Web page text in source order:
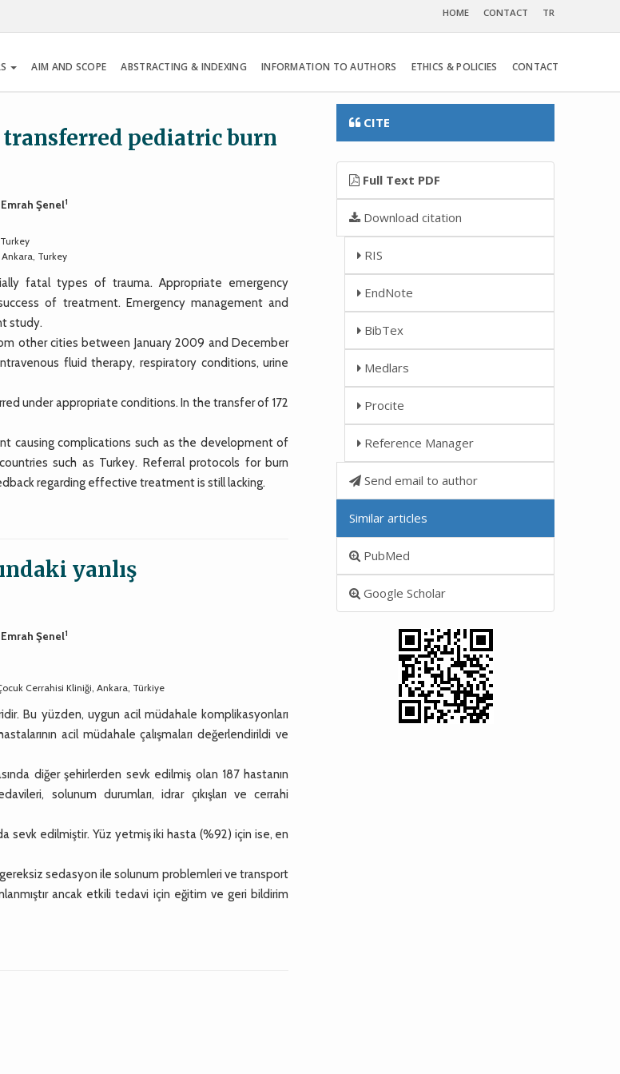
HOME CONTACT TR
AIM AND SCOPE ABSTRACTING & INDEXING INFORMATION TO AUTHORS ETHICS & POLICIES CONTACT
pediatric burn
Emrah Şenel1
Turkey
fatal types of trauma. Appropriate emergency
of treatment. Emergency management and
study.
other cities between January 2009 and December
fluid therapy, respiratory conditions, urine
under appropriate conditions. In the transfer of 172
causing complications such as the development of
such as Turkey. Referral protocols for burn
regarding effective treatment is still lacking.
yanlış
Emrah Şenel1
Cerrahisi Kliniği, Ankara, Türkiye
Bu yüzden, uygun acil müdahale komplikasyonları
acil müdahale çalışmaları değerlendirildi ve
diğer şehirlerden sevk edilmiş olan 187 hastanın
solunum durumları, idrar çıkışları ve cerrahi
sevk edilmiştir. Yüz yetmiş iki hasta (%92) için ise, en
sedasyon ile solunum problemleri ve transport
ancak etkili tedavi için eğitim ve geri bildirim
CITE
Full Text PDF
Download citation
RIS
EndNote
BibTex
Medlars
Procite
Reference Manager
Send email to author
Similar articles
PubMed
Google Scholar